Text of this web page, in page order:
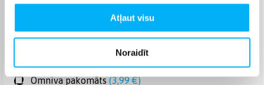
Atļaut visu
Noraidīt
Augusts 10d. - Augusts 13d.
Venipak Kurjers (3,99 €)
Apmaksā pilnu summu skaidrā naudā piegādes brīdī.
Omniva pakomāts (3,99 €)